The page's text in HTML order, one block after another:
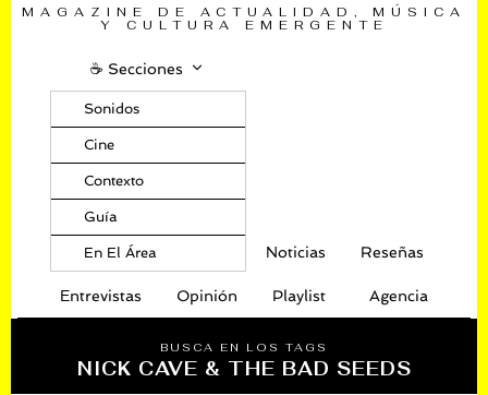
MAGAZINE DE ACTUALIDAD, MÚSICA
Y CULTURA EMERGENTE
☕️ Secciones
Sonidos
Cine
Contexto
Guía
En El Área Noticias Reseñas
Entrevistas Opinión Playlist Agencia
BUSCA EN LOS TAGS
NICK CAVE & THE BAD SEEDS